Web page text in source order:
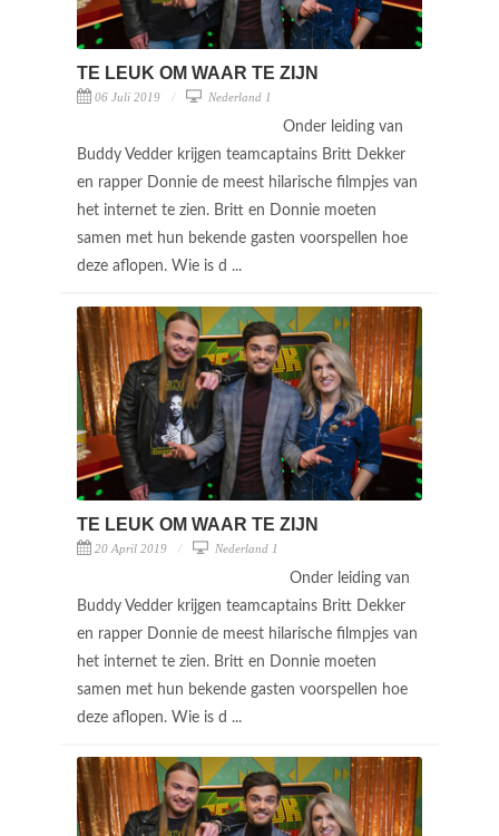
TE LEUK OM WAAR TE ZIJN
06 Juli 2019 Nederland 1
Onder leiding van
Buddy Vedder krijgen teamcaptains Britt Dekker
en rapper Donnie de meest hilarische filmpjes van
het internet te zien. Britt en Donnie moeten
samen met hun bekende gasten voorspellen hoe
deze aflopen. Wie is d ...
TE LEUK OM WAAR TE ZIJN
20 April 2019 Nederland 1
Onder leiding van
Buddy Vedder krijgen teamcaptains Britt Dekker
en rapper Donnie de meest hilarische filmpjes van
het internet te zien. Britt en Donnie moeten
samen met hun bekende gasten voorspellen hoe
deze aflopen. Wie is d ...